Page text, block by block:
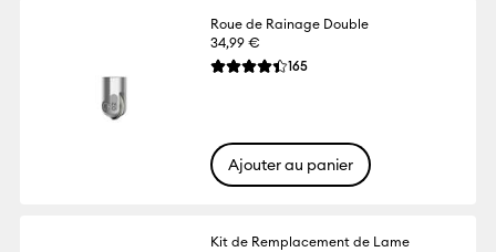
Roue de Rainage Double
34,99 €
La note moyenne de ce produit est 4.4
165Reviews
Ajouter au panier
Kit de Remplacement de Lame